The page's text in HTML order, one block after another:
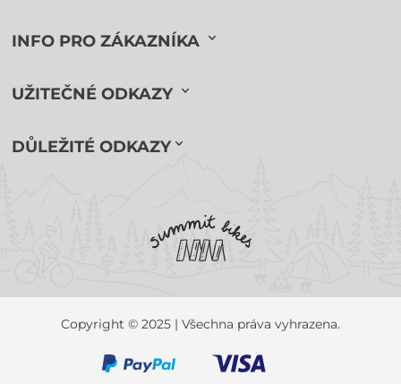
INFO PRO ZÁKAZNÍKA
UŽITEČNÉ ODKAZY
DŮLEŽITÉ ODKAZY
Copyright © 2025 | Všechna práva vyhrazena.